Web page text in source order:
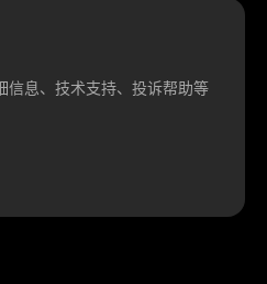
信息、技术支持、投诉帮助等